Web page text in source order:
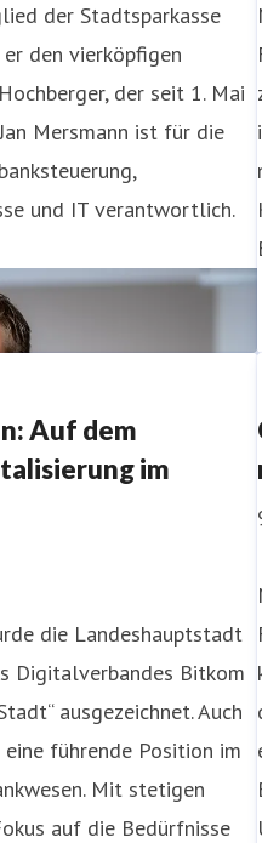
der Stadtsparkasse
den vierköpfigen
der seit 1. Mai
Mersmann ist für die
und IT verantwortlich.
Auf dem
im
die Landeshauptstadt
Digitalverbandes Bitkom
ausgezeichnet. Auch
führende Position im
Mit stetigen
auf die Bedürfnisse